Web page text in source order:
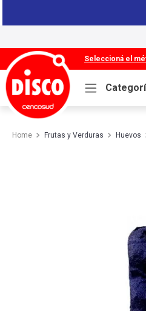
Seleccioná el
Frutas y Verduras Huevos